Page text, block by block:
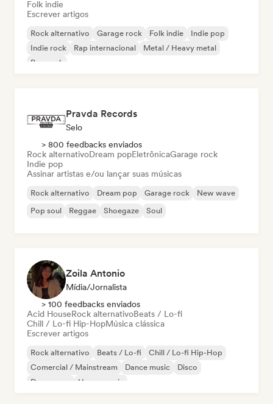
Folk indie
Escrever artigos
Rock alternativo Garage rock Folk indie
Indie pop
Indie rock
Rap internacional
Metal / Heavy metal
Pop rock
Pravda Records
Selo
> 800 feedbacks enviados
Rock alternativoDream popEletrônicaGarage rock
Indie pop
Assinar artistas e/ou lançar suas músicas
Rock alternativo Dream pop Garage rock
New wave
Pop soul
Reggae Shoegaze Soul
Zoila Antonio
Mídia/Jornalista
> 100 feedbacks enviados
Acid HouseRock alternativoBeats / Lo-fi
Chill / Lo-fi Hip-HopMúsica clássica
Escrever artigos
Rock alternativo Beats / Lo-fi
Chill / Lo-fi Hip-Hop
Comercial / Mainstream
Dance music
Disco
Dream pop
House music